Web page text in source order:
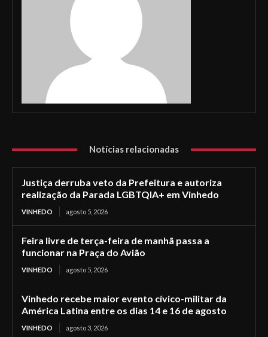
Notícias relacionadas
Justiça derruba veto da Prefeitura e autoriza
realização da Parada LGBTQIA+ em Vinhedo
VINHEDO agosto 5, 2026
Feira livre de terça-feira de manhã passa a
funcionar na Praça do Avião
VINHEDO agosto 5, 2026
Vinhedo recebe maior evento cívico-militar da
América Latina entre os dias 14 e 16 de agosto
VINHEDO agosto 3, 2026